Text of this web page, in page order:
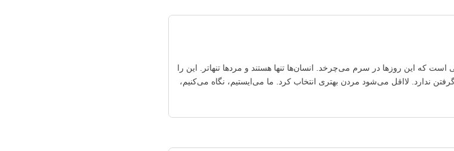
که این روزها در سرم می‌چرخد. انسان‌ها تنها هستند و مردها تنهاتر. این را
ندارد. لااقل می‌شود مردن بهتری انتخاب کرد. ما می‌ایستیم، نگاه می‌کنیم،